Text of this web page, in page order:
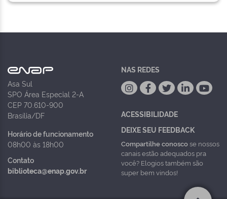
Asa Sul
SPO Área Especial 2-A
CEP 70.610-900
Brasília/DF
Horário de funcionamento
08h00 às 18h00
Contato
biblioteca@enap.gov.br
NAS REDES
ACESSIBILIDADE
DEIXE SEU FEEDBACK
Compartilhe conoscose nossos
canais estão adequados pra
você? Elogios também são
super bem vindos!